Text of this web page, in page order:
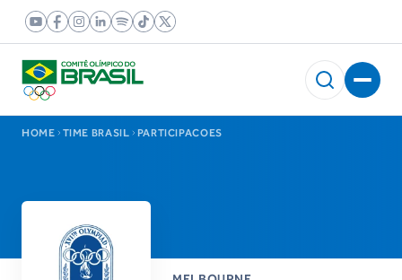
HOME TIME BRASIL PARTICIPACOES